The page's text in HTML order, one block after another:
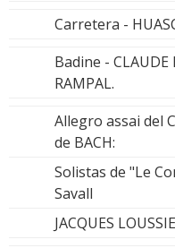
Carretera -
Badine - CLAUDE
RAMPAL.
Allegro assai del
de BACH:
Solistas de "Le
Savall
JACQUES